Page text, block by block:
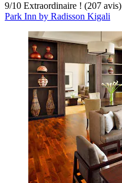
9/10 Extraordinaire ! (207 avis)
Park Inn by Radisson Kigali